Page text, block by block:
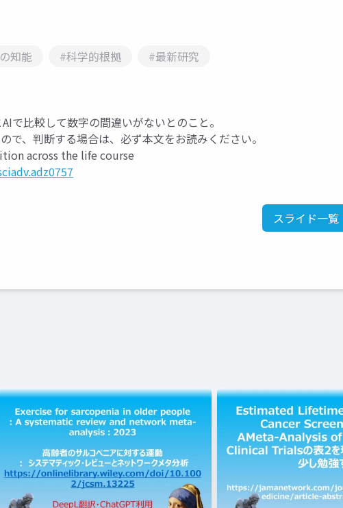
知能 #科学的根拠 #最新研究
比較して数字の間違いがないとのこと。
で、判断する場合は、必ず本文をお読みください。
across the life course
スライド一覧